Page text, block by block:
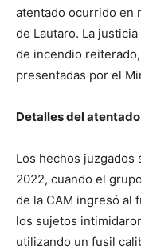
atentado ocurrido en
de Lautaro. La
de incendio
presentadas por el
Detalles del
Los hechos juzgados
2022, cuando el
de la CAM ingresó al
los sujetos
utilizando un fusil